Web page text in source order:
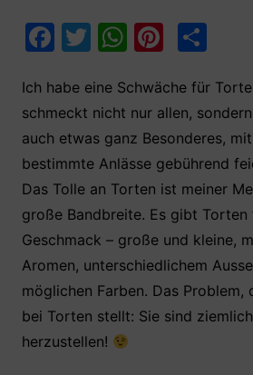
F
c
e
b
o
o
k
T
itt
er
W
at
s
A
p
p
Pi
er
e
st
T
le
n
Ich habe eine Schwäche für
schmeckt nicht nur allen,
auch etwas ganz Besonderes,
bestimmte Anlässe gebührend
Das Tolle an Torten ist meiner
große Bandbreite. Es gibt Torten
Geschmack – große und kleine,
Aromen, unterschiedlichem
möglichen Farben. Das Problem,
bei Torten stellt: Sie sind
herzustellen!